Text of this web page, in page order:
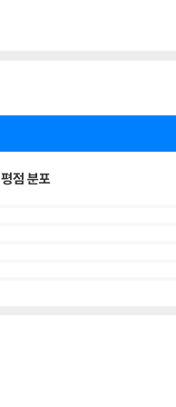
평점 분포